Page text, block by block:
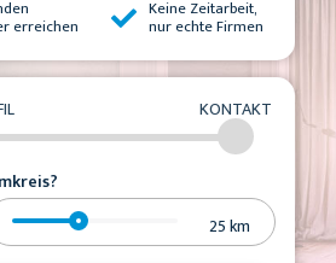
erreichen
Keine Zeitarbeit,
nur echte Firmen
KONTAKT
25km